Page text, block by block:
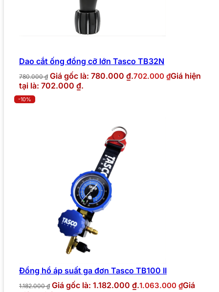
Dao cắt ống đồng cỡ lớn Tasco TB32N
780.000₫ Giá gốc là: 780.000 ₫.702.000 ₫Giá hiện
tại là: 702.000 ₫.
-10%
Đồng hồ áp suất ga đơn Tasco TB100 II
1.182.000₫ Giá gốc là: 1.182.000 ₫.1.063.000 ₫Giá